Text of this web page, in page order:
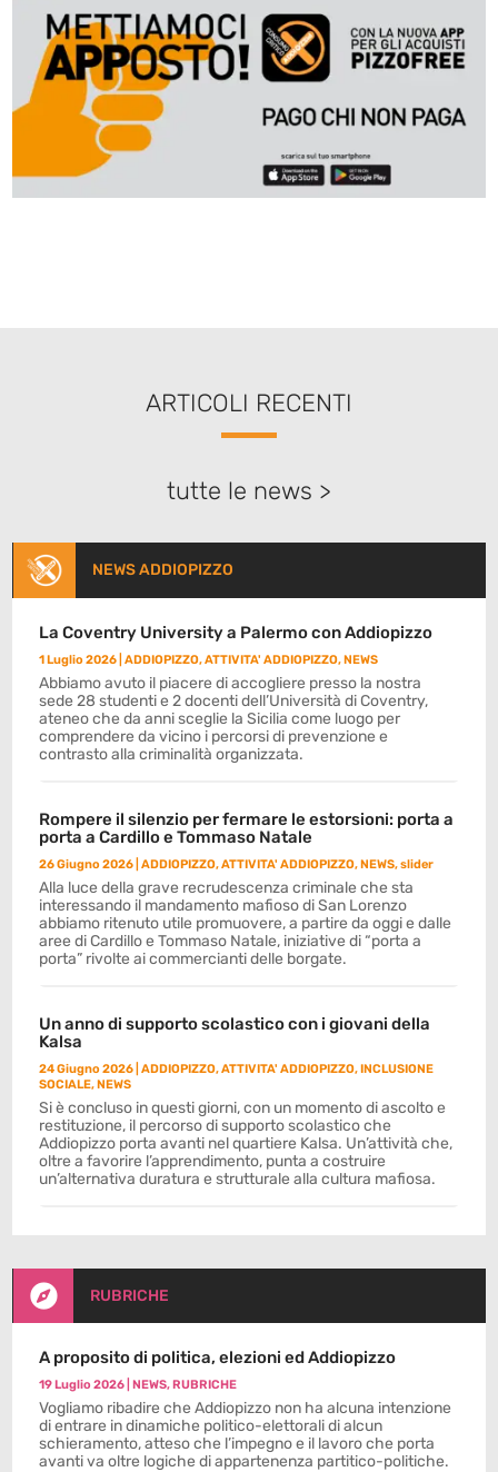
ARTICOLI RECENTI
tutte le news >
NEWS ADDIOPIZZO
La Coventry University a Palermo con Addiopizzo
1 Luglio 2026 |ADDIOPIZZO,ATTIVITA' ADDIOPIZZO,NEWS
Abbiamo avuto il piacere di accogliere presso la nostra
sede 28 studenti e 2 docenti dell’Università di Coventry,
ateneo che da anni sceglie la Sicilia come luogo per
comprendere da vicino i percorsi di prevenzione e
contrasto alla criminalità organizzata.
Rompere il silenzio per fermare le estorsioni: porta a
porta a Cardillo e Tommaso Natale
26 Giugno 2026 |ADDIOPIZZO,ATTIVITA' ADDIOPIZZO,NEWS,slider
Alla luce della grave recrudescenza criminale che sta
interessando il mandamento mafioso di San Lorenzo
abbiamo ritenuto utile promuovere, a partire da oggi e dalle
aree di Cardillo e Tommaso Natale, iniziative di “porta a
porta” rivolte ai commercianti delle borgate.
Un anno di supporto scolastico con i giovani della
Kalsa
24 Giugno 2026 |ADDIOPIZZO,ATTIVITA' ADDIOPIZZO,INCLUSIONE
SOCIALE,NEWS
Si è concluso in questi giorni, con un momento di ascolto e
restituzione, il percorso di supporto scolastico che
Addiopizzo porta avanti nel quartiere Kalsa. Un’attività che,
oltre a favorire l’apprendimento, punta a costruire
un’alternativa duratura e strutturale alla cultura mafiosa.
 RUBRICHE
A proposito di politica, elezioni ed Addiopizzo
19 Luglio 2026 |NEWS,RUBRICHE
Vogliamo ribadire che Addiopizzo non ha alcuna intenzione
di entrare in dinamiche politico-elettorali di alcun
schieramento, atteso che l’impegno e il lavoro che porta
avanti va oltre logiche di appartenenza partitico-politiche.